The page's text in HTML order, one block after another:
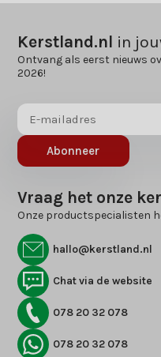
Kerstland.nl in
Ontvang als eerst nieuws
2026!
Abonneer
Vraag het onze
Onze productspecialisten
hallo@kerstland.nl
Chat via de website
078 20 32 078
078 20 32 078